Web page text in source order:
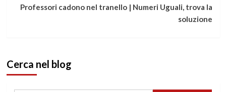
Professori cadono nel tranello | Numeri Uguali, trova la
soluzione
Cerca nel blog